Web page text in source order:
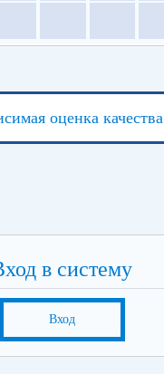
оценка качества
в систему
Вход